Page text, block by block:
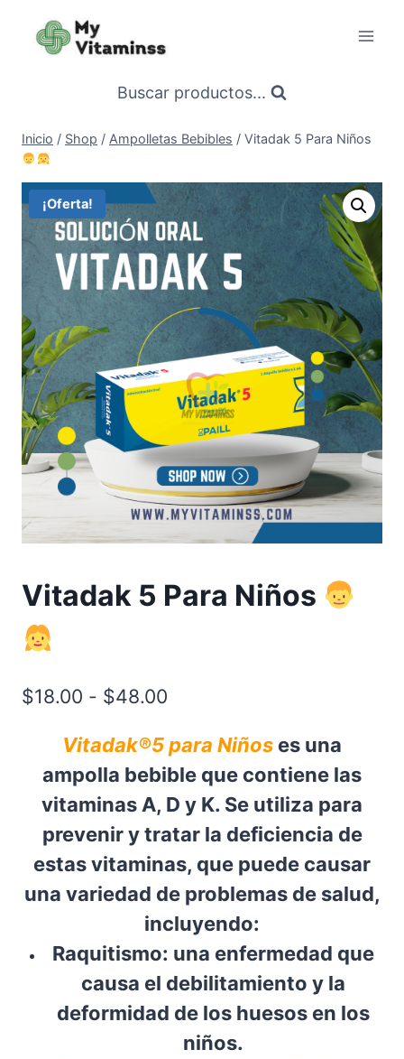
contenido
Buscar productos...
Inicio / Shop / Ampolletas Bebibles / Vitadak 5 Para Niños
¡Oferta!
Vitadak 5 Para Niños
$18.00 - $48.00
precios:
desde
$18.00
hasta
$48.00
Vitadak®5 para Niños es una
ampolla bebible que contiene las
vitaminas A, D y K. Se utiliza para
prevenir y tratar la deficiencia de
estas vitaminas, que puede causar
una variedad de problemas de salud,
incluyendo:
Raquitismo: una enfermedad que
causa el debilitamiento y la
deformidad de los huesos en los
niños.